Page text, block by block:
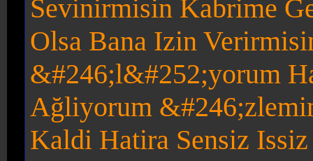
Sevinirmisin Kabrime
Olsa Bana Izin
&#246;l&#252;yorum
Ağliyorum
Kaldi Hatira Sensiz